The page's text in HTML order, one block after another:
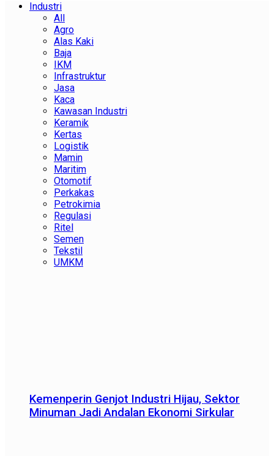
Industri
All
Agro
Alas Kaki
Baja
IKM
Infrastruktur
Jasa
Kaca
Kawasan Industri
Keramik
Kertas
Logistik
Mamin
Maritim
Otomotif
Perkakas
Petrokimia
Regulasi
Ritel
Semen
Tekstil
UMKM
Kemenperin Genjot Industri Hijau, Sektor
Minuman Jadi Andalan Ekonomi Sirkular